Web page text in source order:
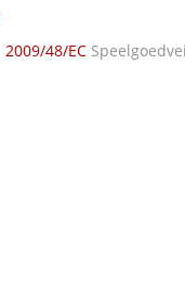
2009/48/EC